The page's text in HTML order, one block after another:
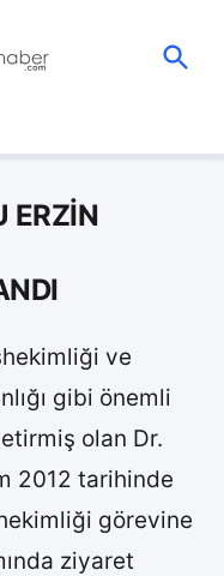
ERZİN
ve
gibi önemli
olan Dr.
2012 tarihinde
görevine
ziyaret